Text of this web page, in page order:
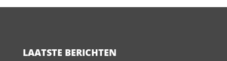
LAATSTE BERICHTEN